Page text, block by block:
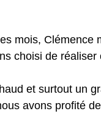
mois, Clémence
choisi de
et surtout un
avons profité